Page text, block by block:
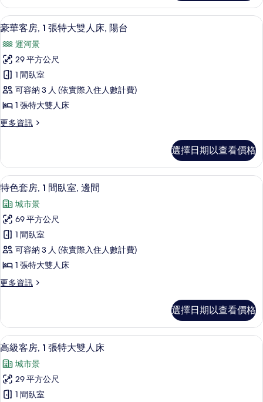
雙
人
床,
陽
台
的
所
有
客
房,
2
標
準
雙
人
床,
陽
台
的
顯
示
豪
華
客
房,
1
張
大
雙
人
床,
陽
台
的
所
有
豪華客房, 1 張特大雙人床, 陽台 | 1 間
8
豪華客房, 1 張特大雙人床, 陽台
運河景
29 平方公尺
1 間臥室
可容納 3 人 (依實際入住人數計費)
1 張特大雙人床
更多資訊
更
客
房,
1
特
大
雙
人
床,
陽
台
的
選擇日期以查看價格
顯
示
特
色
套
房,
1
間
室,
邊
間
的
所
有
特色套房, 1 間臥室, 邊間 | 1 間臥室、
7
特色套房, 1 間臥室, 邊間
城市景
69 平方公尺
1 間臥室
可容納 3 人 (依實際入住人數計費)
1 張特大雙人床
更多資訊
更
套
房,
1
臥
室,
邊
間
選擇日期以查看價格
顯
示
高
級
高級客房, 1 張特大雙人床 | 1 間臥室
8
高級客房, 1 張特大雙人床
城市景
29 平方公尺
1 間臥室